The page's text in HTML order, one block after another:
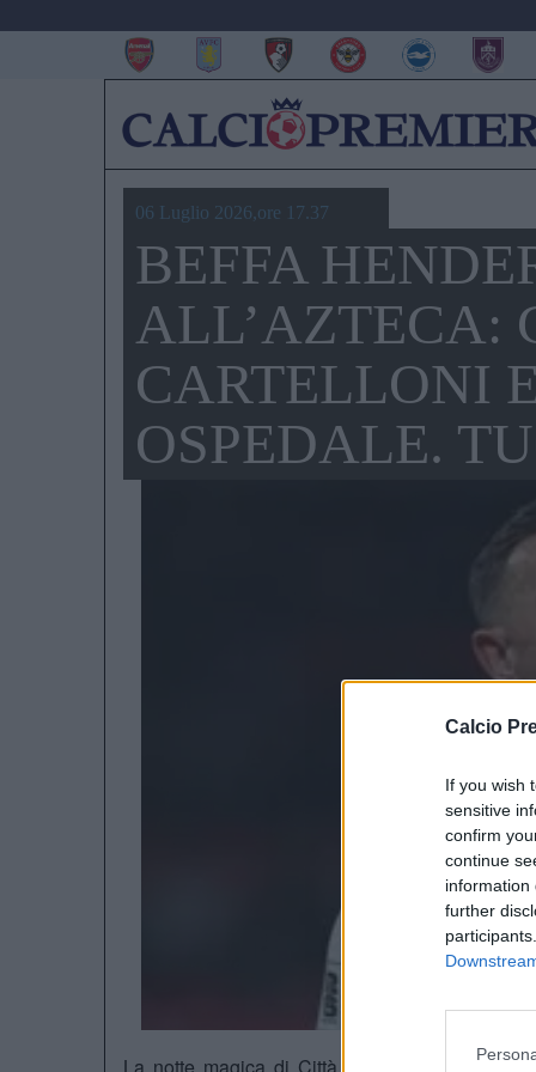
Calcio
If you wish
sensitive
confirm
continue
information
further
06 Luglio 2026,ore 17.37
BEFFA
ALL’AZTECA:
CARTELLONI
OSPEDALE.
La notte magica di Città del Messico lascia in